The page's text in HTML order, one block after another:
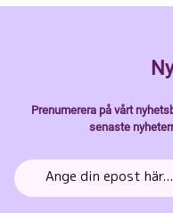
Prenumerera på vårt
senaste